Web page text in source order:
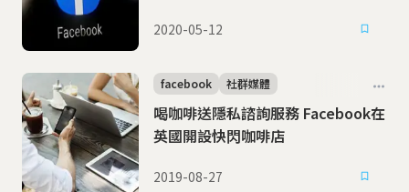
2020-05-12
喝咖啡送隱私諮詢服務 Facebook在
英國開設快閃咖啡店
facebook 社群媒體
2019-08-27